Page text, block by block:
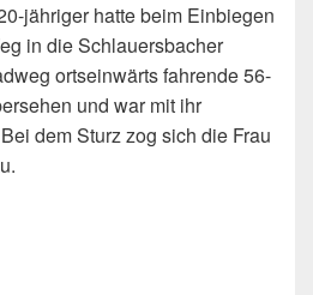
jähriger hatte beim Einbiegen
in die Schlauersbacher
ortseinwärts fahrende 56-
und war mit ihr
dem Sturz zog sich die Frau